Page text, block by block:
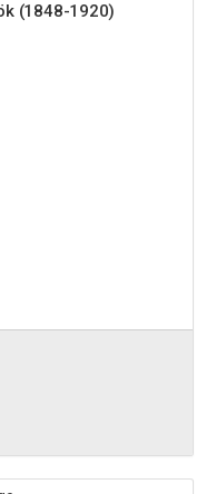
(1848-1920)